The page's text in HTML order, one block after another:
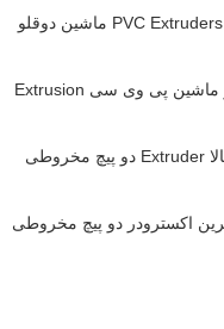
شنژن HYPET 80/156 در 55kw موتور PVC Extruders ماشین دوقلو
شنژن HYPET 65/132 در 37kW موتور ماشین پی وی سی Extrusion
شنژن HYPET اندازه بزرگ با خروجی بالا Extruder دو پیچ مخروطی
اکسترودر دو پیچ مخروطی